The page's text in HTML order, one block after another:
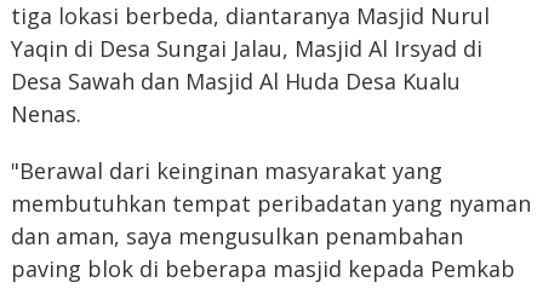
tiga lokasi berbeda, diantaranya Masjid Nurul
Yaqin di Desa Sungai Jalau, Masjid Al Irsyad di
Desa Sawah dan Masjid Al Huda Desa Kualu
Nenas.
"Berawal dari keinginan masyarakat yang
membutuhkan tempat peribadatan yang nyaman
dan aman, saya mengusulkan penambahan
paving blok di beberapa masjid kepada Pemkab